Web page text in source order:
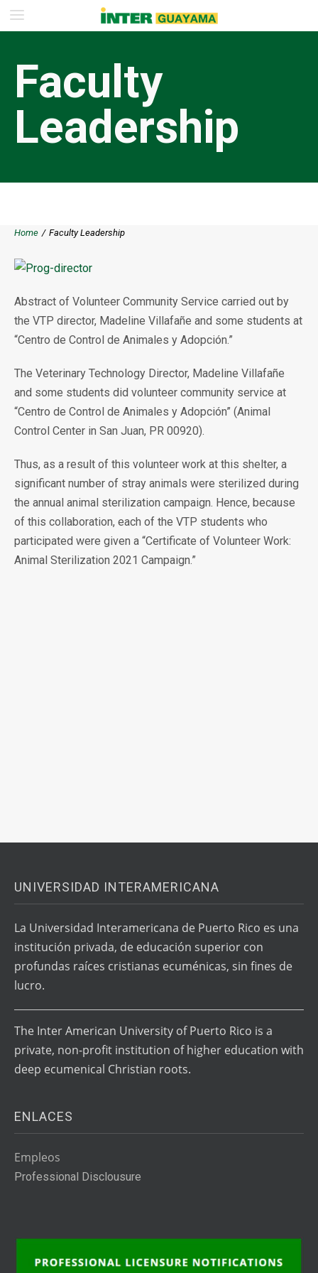
Faculty
Leadership
Home / Faculty Leadership
Abstract of Volunteer Community Service carried out by
the VTP director, Madeline Villafañe and some students at
“Centro de Control de Animales y Adopción.”
The Veterinary Technology Director, Madeline Villafañe
and some students did volunteer community service at
“Centro de Control de Animales y Adopción” (Animal
Control Center in San Juan, PR 00920).
Thus, as a result of this volunteer work at this shelter, a
significant number of stray animals were sterilized during
the annual animal sterilization campaign. Hence, because
of this collaboration, each of the VTP students who
participated were given a “Certificate of Volunteer Work:
Animal Sterilization 2021 Campaign.”
UNIVERSIDAD INTERAMERICANA
La Universidad Interamericana de Puerto Rico es una
institución privada, de educación superior con
profundas raíces cristianas ecuménicas, sin fines de
lucro.
The Inter American University of Puerto Rico is a
private, non-profit institution of higher education with
deep ecumenical Christian roots.
ENLACES
Empleos
Professional Disclousure